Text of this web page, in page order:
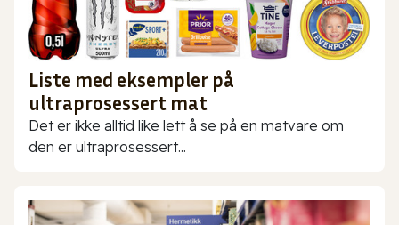
Liste med eksempler på
ultraprosessert mat
Det er ikke alltid like lett å se på en matvare om
den er ultraprosessert...